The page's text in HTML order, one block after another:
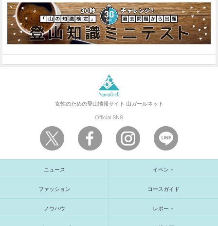
女性のための登山情報サイト 山ガールネット
Official SNS
ニュース イベント
ファッション コースガイド
ノウハウ レポート